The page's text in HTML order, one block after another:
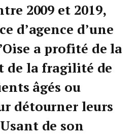
2009 et 2019,
d’agence d’une
a profité de la
de la fragilité de
âgés ou
détourner leurs
de son